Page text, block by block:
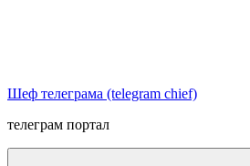
Шеф телеграма (telegram chief)
телеграм портал